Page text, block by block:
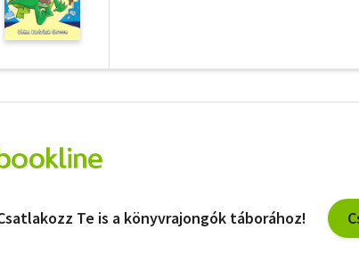
Te is a könyvrajongók táborához!